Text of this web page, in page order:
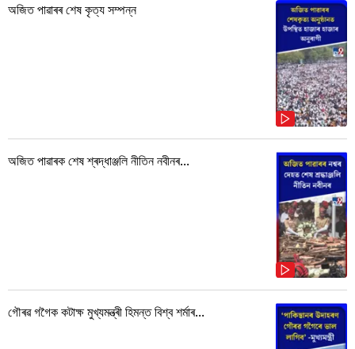
অজিত পাৱাৰৰ শেষ কৃত্য সম্পন্ন
অজিত পাৱাৰক শেষ শ্ৰদ্ধাঞ্জলি নীতিন নবীনৰ...
গৌৰৱ গগৈক কটাক্ষ মুখ্যমন্ত্ৰী হিমন্ত বিশ্ব শৰ্মাৰ...